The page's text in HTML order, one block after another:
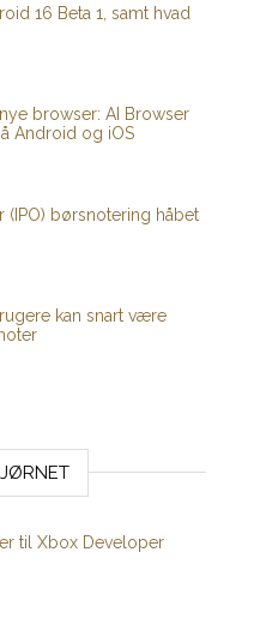
16 Beta 1, samt hvad
browser: AI Browser
Android og iOS
(IPO) børsnotering håbet
kan snart være
til Xbox Developer